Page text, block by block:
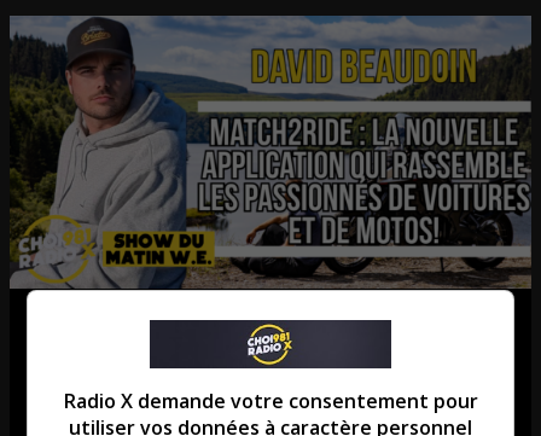
Match2Ride : l’application qui
révolutionne les rassemblements
de voitures et de motos!
Radio X demande votre consentement pour
utiliser vos données à caractère personnel